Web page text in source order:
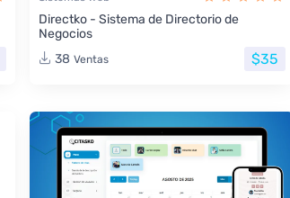
Directko - Sistema de Directorio de
Negocios
38 Ventas $35